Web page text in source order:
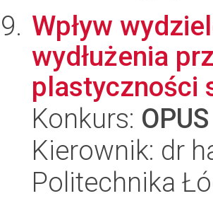
Wpływ
wydłużenia
plastyczności
Konkurs:
Kierownik: dr
Politechnika